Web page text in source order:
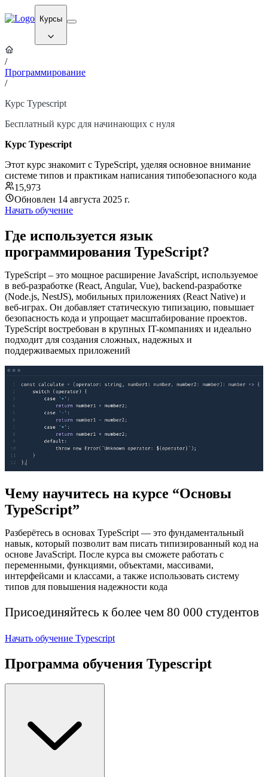
Курсы
/
Программирование
/
Курс Typescript
Бесплатный курс для начинающих с нуля
Курс Typescript
Этот курс знакомит с TypeScript, уделяя основное внимание
системе типов и практикам написания типобезопасного кода
15,973
Обновлен 14 августа 2025 г.
Начать обучение
Где используется язык
программирования TypeScript?
TypeScript – это мощное расширение JavaScript, используемое
в веб-разработке (React, Angular, Vue), backend-разработке
(Node.js, NestJS), мобильных приложениях (React Native) и
веб-играх. Он добавляет статическую типизацию, повышает
безопасность кода и упрощает масштабирование проектов.
TypeScript востребован в крупных IT-компаниях и идеально
подходит для создания сложных, надежных и
поддерживаемых приложений
Чему научитесь на курсе “Основы
TypeScript”
Разберётесь в основах TypeScript — это фундаментальный
навык, который позволит вам писать типизированный код на
основе JavaScript. После курса вы сможете работать с
переменными, функциями, объектами, массивами,
интерфейсами и классами, а также использовать систему
типов для повышения надежности кода
Присоединяйтесь к более чем 80 000 студентов
Начать обучение Typescript
Программа обучения Typescript